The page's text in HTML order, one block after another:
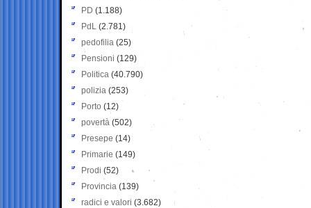
PD (1.188)
PdL (2.781)
pedofilia (25)
Pensioni (129)
Politica (40.790)
polizia (253)
Porto (12)
povertà (502)
Presepe (14)
Primarie (149)
Prodi (52)
Provincia (139)
radici e valori (3.682)